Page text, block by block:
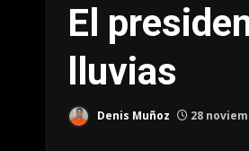
El
lluvias
Denis Muñoz 28